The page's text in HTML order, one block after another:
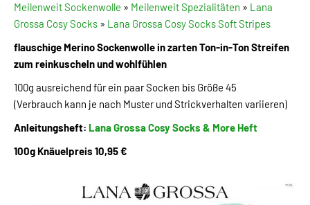
Meilenweit Sockenwolle » Meilenweit Spezialitäten » Lana
Grossa Cosy Socks » Lana Grossa Cosy Socks Soft Stripes
flauschige Merino Sockenwolle in zarten Ton-in-Ton Streifen
zum reinkuscheln und wohlfühlen
100g ausreichend für ein paar Socken bis Größe 45
(Verbrauch kann je nach Muster und Strickverhalten variieren)
Anleitungsheft: Lana Grossa Cosy Socks & More Heft
100g Knäuelpreis 10,95 €